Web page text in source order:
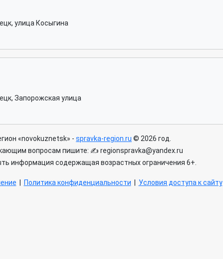
улица Косыгина
Запорожская улица
«novokuznetsk» - spravka-region.ru © 2026 год.
вопросам пишите: ✍ regionspravka@yandex.ru
информация содержащая возрастных ограничения 6+.
Политика конфиденциальности Условия доступа к сайту